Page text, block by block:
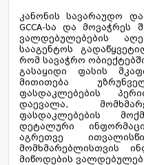
კანონის სავარაუდო
GCCA-სა და
ვალდებულებების
სააგენტოს
რომ სავაჭრო
გასაყიდი ფასის
მითითება
ფასდაკლებების
დაევალა,
ფასდაკლებების
დეტალური
აგრეთვე
მომხმარებლისთვის
მიწოდების